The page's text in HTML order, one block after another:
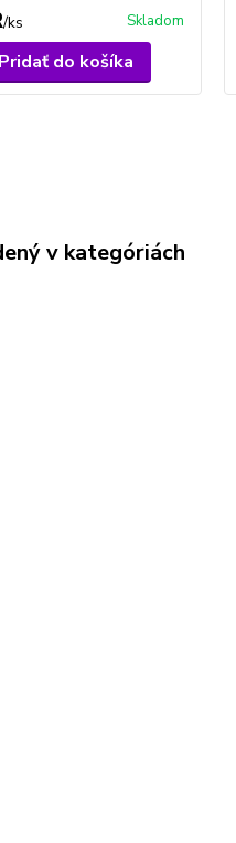
/ks Skladom
Pridať do košíka
v kategóriách